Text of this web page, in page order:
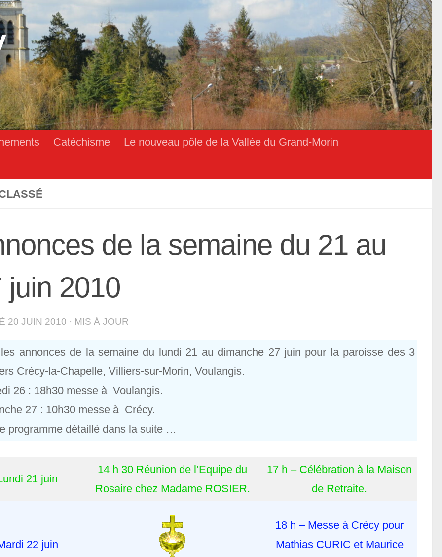
Catéchisme Le nouveau pôle de la Vallée du Grand-Morin
de la semaine du 21 au
juin 2010
20 JUIN 2010 · MIS À JOUR
annonces de la semaine du lundi 21 au dimanche 27 juin pour la paroisse des 3
Crécy-la-Chapelle, Villiers-sur-Morin, Voulangis.
26 : 18h30 messe à Voulangis.
27 : 10h30 messe à Crécy.
programme détaillé dans la suite …
21 juin
14 h 30 Réunion de l’Equipe du
Rosaire chez Madame ROSIER.
17 h – Célébration à la Maison
de Retraite.
22 juin
18 h – Messe à Crécy pour
Mathias CURIC et Maurice